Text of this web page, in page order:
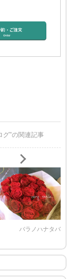
グ"の関連記事
バラノハナタバ